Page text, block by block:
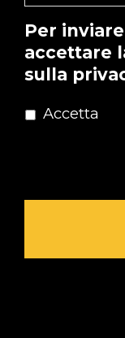
Per
accettare
sulla
Accetta